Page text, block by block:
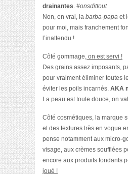
drainantes. #onsdittout
Non, en vrai, la barba-papa et
pour moi, mais franchement
l’inattendu !
Côté gommage, on est servi !
Des grains assez imposants,
pour vraiment éliminer toutes
éviter les poils incarnés. AKA
La peau est toute douce, on
Côté cosmétiques, la marque
et des textures très en vogue
pense notamment aux micro-
visage, aux crèmes soufflées
encore aux produits fondants
joué !